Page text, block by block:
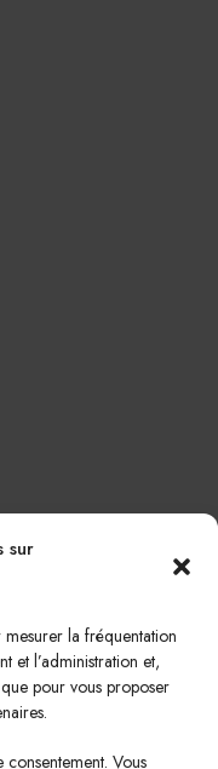
sur
la fréquentation
et l’administration et,
pour vous proposer
Vous